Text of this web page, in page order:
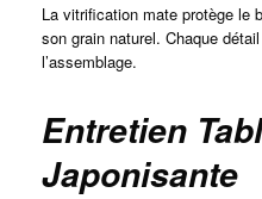
La vitrification mate protège le
son grain naturel. Chaque
l’assemblage.
Entretien
Japonisante